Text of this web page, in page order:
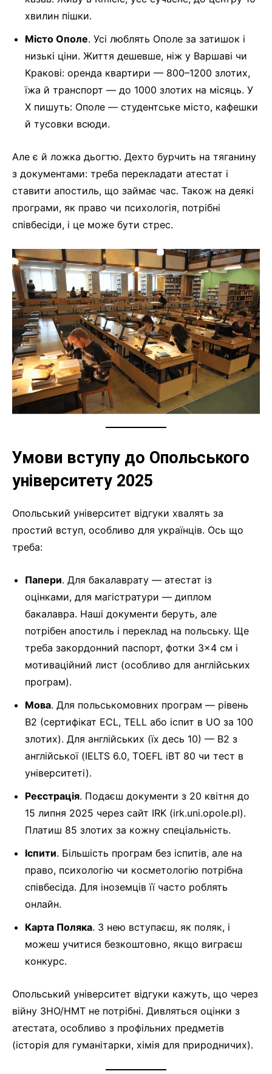
хвилин пішки.
Місто Ополе. Усі люблять Ополе за затишок і
низькі ціни. Життя дешевше, ніж у Варшаві чи
Кракові: оренда квартири — 800–1200 злотих,
їжа й транспорт — до 1000 злотих на місяць. У
X пишуть: Ополе — студентське місто, кафешки
й тусовки всюди.
Але є й ложка дьогтю. Дехто бурчить на тяганину
з документами: треба перекладати атестат і
ставити апостиль, що займає час. Також на деякі
програми, як право чи психологія, потрібні
співбесіди, і це може бути стрес.
Умови вступу до Опольського
університету 2025
Опольський університет відгуки хвалять за
простий вступ, особливо для українців. Ось що
треба:
Папери. Для бакалаврату — атестат із
оцінками, для магістратури — диплом
бакалавра. Наші документи беруть, але
потрібен апостиль і переклад на польську. Ще
треба закордонний паспорт, фотки 3×4 см і
мотиваційний лист (особливо для англійських
програм).
Мова. Для польськомовних програм — рівень
B2 (сертифікат ECL, TELL або іспит в UO за 100
злотих). Для англійських (їх десь 10) — B2 з
англійської (IELTS 6.0, TOEFL iBT 80 чи тест в
університеті).
Реєстрація. Подаєш документи з 20 квітня до
15 липня 2025 через сайт IRK (irk.uni.opole.pl).
Платиш 85 злотих за кожну спеціальність.
Іспити. Більшість програм без іспитів, але на
право, психологію чи косметологію потрібна
співбесіда. Для іноземців її часто роблять
онлайн.
Карта Поляка. З нею вступаєш, як поляк, і
можеш учитися безкоштовно, якщо виграєш
конкурс.
Опольський університет відгуки кажуть, що через
війну ЗНО/НМТ не потрібні. Дивляться оцінки з
атестата, особливо з профільних предметів
(історія для гуманітарки, хімія для природничих).